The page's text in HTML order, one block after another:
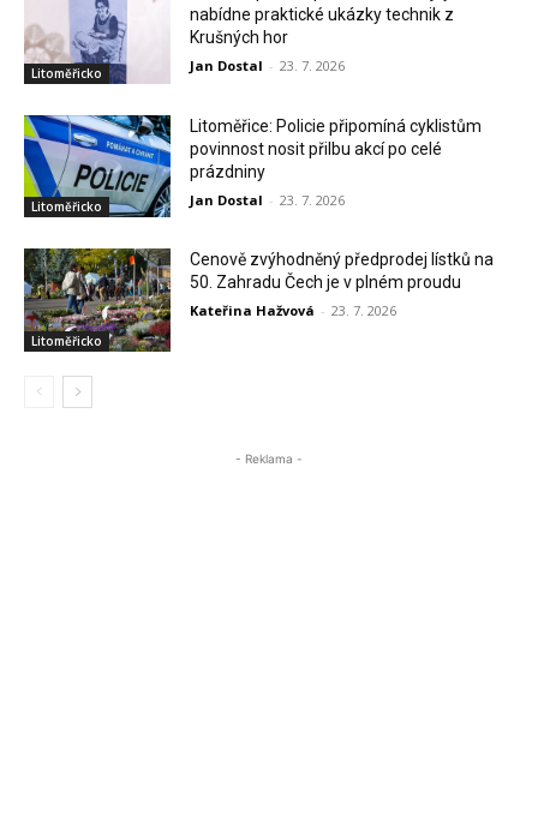
Litoměřicko
nabídne praktické ukázky technik z
Krušných hor
Jan Dostal - 23. 7. 2026
Litoměřicko
Litoměřice: Policie připomíná cyklistům
povinnost nosit přilbu akcí po celé
prázdniny
Jan Dostal - 23. 7. 2026
Litoměřicko
Cenově zvýhodněný předprodej lístků na
50. Zahradu Čech je v plném proudu
Kateřina Hažvová - 23. 7. 2026
- Reklama -